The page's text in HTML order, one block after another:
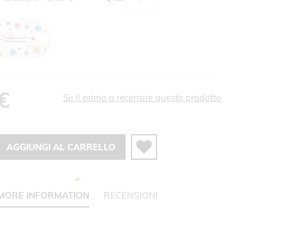
Sii il primo a recensire questo prodotto
AGGIUNGI AL CARRELLO
INFORMATION RECENSIONI